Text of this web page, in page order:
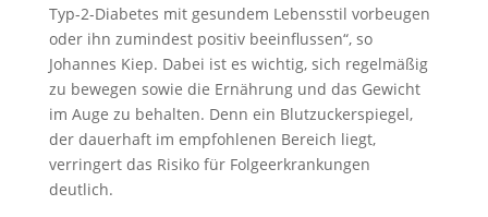
Typ-2-Diabetes mit gesundem Lebensstil vorbeugen
oder ihn zumindest positiv beeinflussen“, so
Johannes Kiep. Dabei ist es wichtig, sich regelmäßig
zu bewegen sowie die Ernährung und das Gewicht
im Auge zu behalten. Denn ein Blutzuckerspiegel,
der dauerhaft im empfohlenen Bereich liegt,
verringert das Risiko für Folgeerkrankungen
deutlich.